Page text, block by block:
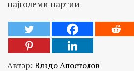
најголеми партии
Автор: Владо Апостолов